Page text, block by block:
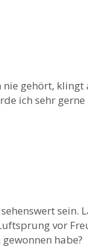
nie gehört, klingt
ich sehr gerne
sein.
vor
habe?